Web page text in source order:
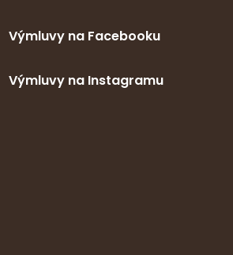
Výmluvy na Facebooku
Výmluvy na Instagramu